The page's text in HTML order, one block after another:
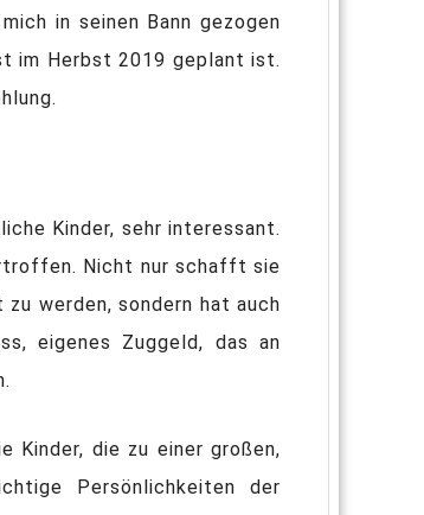
in seinen Bann gezogen
im Herbst 2019 geplant ist.
Kinder, sehr interessant.
Nicht nur schafft sie
werden, sondern hat auch
eigenes Zuggeld, das an
Kinder, die zu einer großen,
Persönlichkeiten der